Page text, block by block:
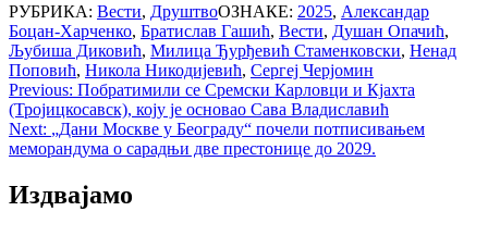
РУБРИКА: Вести, ДруштвоОЗНАКЕ: 2025, Александар
Боцан-Харченко, Братислав Гашић, Вести, Душан Опачић,
Љубиша Диковић, Милица Ђурђевић Стаменковски, Ненад
Поповић, Никола Никодијевић, Сергеј Черјомин
Post
navigation
Previous: Побратимили се Сремски Карловци и Кјахта
(Тројицкосавск), коју је основао Сава Владиславић
Next: „Дани Москве у Београду“ почели потписивањем
меморандума о сарадњи две престонице до 2029.
Издвајамо